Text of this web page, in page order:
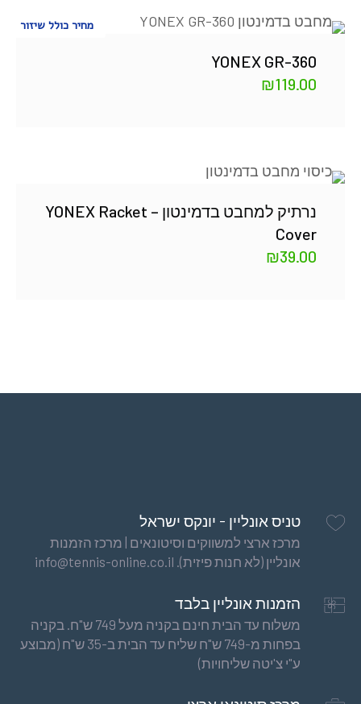
מחיר כולל שיזור
YONEX GR-360
₪119.00
נרתיק למחבט בדמינטון – YONEX Racket
Cover
₪39.00
טניס אונליין - יונקס ישראל
מרכז ארצי למשווקים וסיטונאים | מרכז הזמנות
אונליין (לא חנות פיזית). info@tennis-online.co.il
הזמנות אונליין בלבד
משלוח עד הבית חינם בקניה מעל 749 ש"ח. בקניה
בפחות מ-749 ש"ח שליח עד הבית ב-35 ש"ח (מבוצע
ע"י צ'יטה שליחויות)